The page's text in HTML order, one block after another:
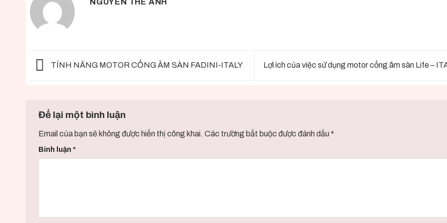
TÍNH NĂNG MOTOR CỔNG ÂM SÀN FADINI-ITALY Lợi ích của việc sử dụng motor cổng âm sàn Life –
Để lại một bình luận
Email của bạn sẽ không được hiển thị công khai. Các trường bắt buộc được đánh dấu *
Bình luận *